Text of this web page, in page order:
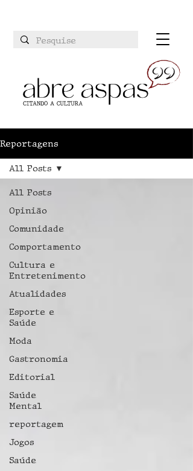
Reportagens
All Posts
Opinião
Comunidade
Comportamento
Cultura e
Entretenimento
Atualidades
Esporte e
Saúde
Moda
Gastronomia
Editorial
Saúde
Mental
reportagem
Jogos
Saúde
All Posts